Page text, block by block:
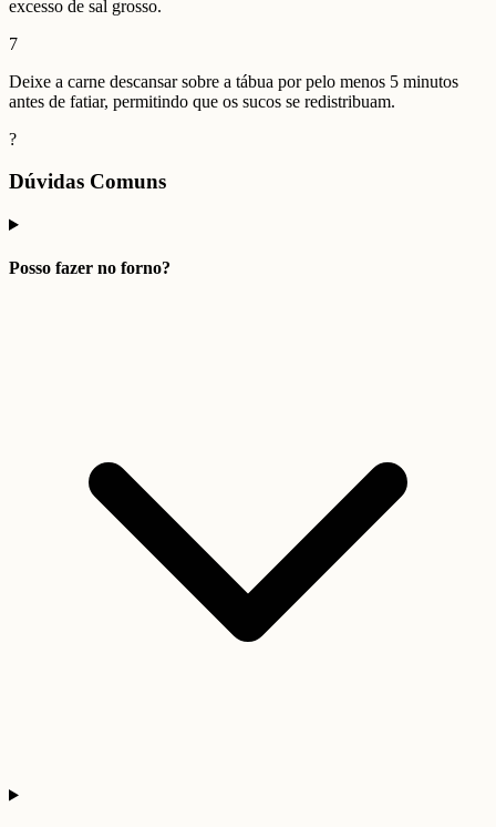
excesso de sal grosso.
7
Deixe a carne descansar sobre a tábua por pelo menos 5 minutos
antes de fatiar, permitindo que os sucos se redistribuam.
?
Dúvidas Comuns
Posso fazer no forno?